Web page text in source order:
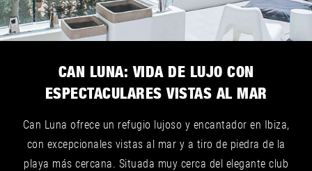
CAN LUNA: VIDA DE LUJO CON
ESPECTACULARES VISTAS AL MAR
Can Luna ofrece un refugio lujoso y encantador en Ibiza,
con excepcionales vistas al mar y a tiro de piedra de la
playa más cercana. Situada muy cerca del elegante club